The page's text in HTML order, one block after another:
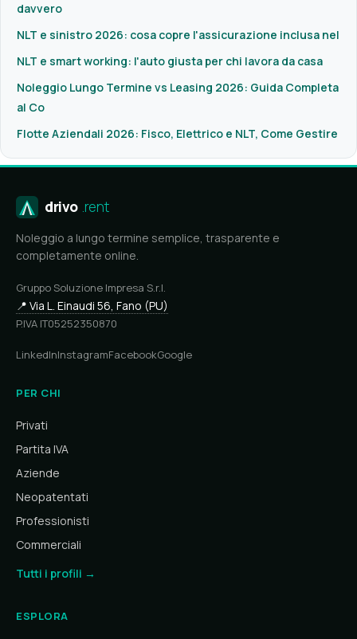
davvero
NLT e sinistro 2026: cosa copre l'assicurazione inclusa nel
NLT e smart working: l'auto giusta per chi lavora da casa
Noleggio Lungo Termine vs Leasing 2026: Guida Completa
al Co
Flotte Aziendali 2026: Fisco, Elettrico e NLT, Come Gestire
drivo .rent
Noleggio a lungo termine semplice, trasparente e
completamente online.
Gruppo Soluzione Impresa S.r.l.
📍 Via L. Einaudi 56, Fano (PU)
P.IVA IT05252350870
LinkedInInstagramFacebookGoogle
PER CHI
Privati
Partita IVA
Aziende
Neopatentati
Professionisti
Commerciali
Tutti i profili →
ESPLORA